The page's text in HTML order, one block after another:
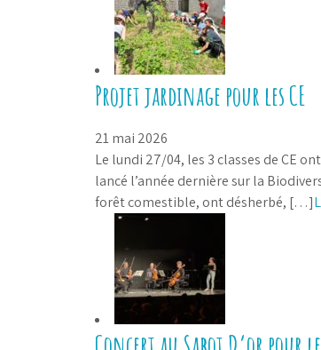
Projet jardinage pour les CE
21 mai 2026
Le lundi 27/04, les 3 classes de CE
lancé l’année dernière sur la
forêt comestible, ont désherbé, […]